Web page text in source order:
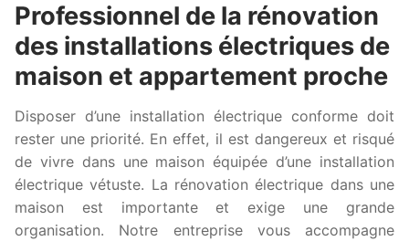
Professionnel de la rénovation
des installations électriques de
maison et appartement proche
Disposer d’une installation électrique conforme doit
rester une priorité. En effet, il est dangereux et risqué
de vivre dans une maison équipée d’une installation
électrique vétuste. La rénovation électrique dans une
maison est importante et exige une grande
organisation. Notre entreprise vous accompagne